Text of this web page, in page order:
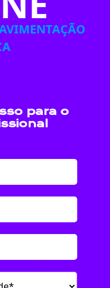
para o